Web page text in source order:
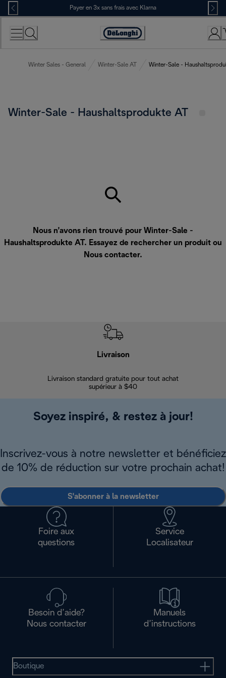
Skip
to
Content
Payer en 3x sans frais avec Klarna
Déclaration
Winter Sales - General Winter-Sale AT Winter-Sale -
Winter-Sale - Haushaltsprodukte AT
Nous n’avons rien trouvé pour Winter-Sale -
Haushaltsprodukte AT. Essayez de rechercher un produit ou
Nous contacter.
Livraison
Livraison standard gratuite pour tout achat
supérieur à $40
Soyez inspiré, & restez à jour!
Inscrivez-vous à notre newsletter et bénéficiez
de 10% de réduction sur votre prochain achat!
S'abonner à la newsletter
Foire aux
questions
Service
Localisateur
Besoin d’aide?
Nous contacter
Manuels
d’instructions
Boutique